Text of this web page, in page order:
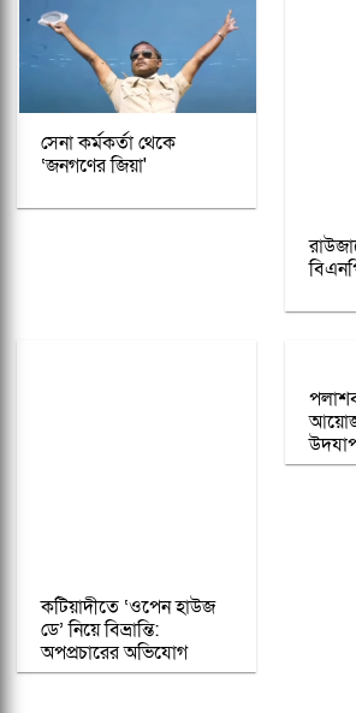
সেনা কর্মকর্তা থেকে
‘জনগণের জিয়া'
কটিয়াদীতে ‘ওপেন হাউজ
ডে’ নিয়ে বিভ্রান্তি:
অপপ্রচারের অভিযোগ